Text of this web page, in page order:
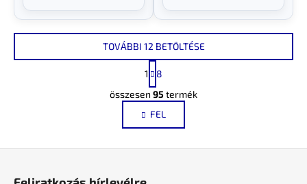
L
i
s
t
a
TOVÁBBI 12 BETÖLTÉSE
L
a
p
o
z
á
1
8
összesen 95termék
FEL